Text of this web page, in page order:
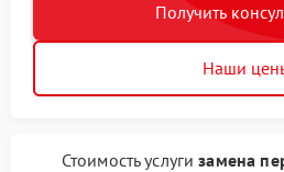
Получить
Наши
Стоимость услугизамена